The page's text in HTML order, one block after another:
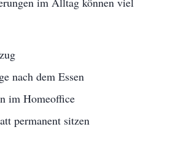
nach dem Essen
im Homeoffice
permanent sitzen